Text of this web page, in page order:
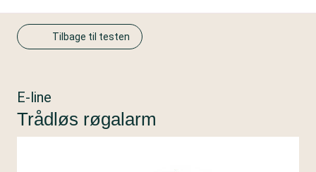
Tilbage til testen
E-line
Trådløs røgalarm